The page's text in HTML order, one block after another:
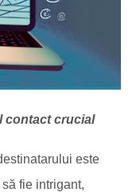
contact crucial
este
fie intrigant,